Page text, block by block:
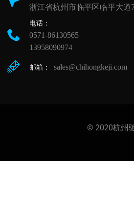
浙江省杭州市临平区临平大道
电话：
0571-86130565
13958090974
邮箱： sales@chihongkeji.com
© 2020杭州